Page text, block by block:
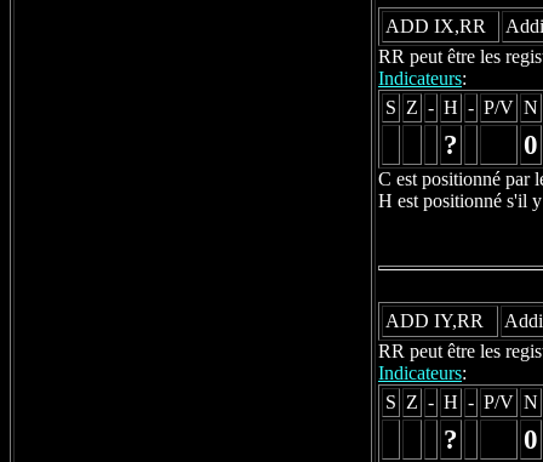
ADD IX,RR
RR peut être les
Indicateurs:
S Z - H - P/V N
? 0
C est positionné par
H est positionné s'il
ADD IY,RR
RR peut être les
Indicateurs:
S Z - H - P/V N
? 0